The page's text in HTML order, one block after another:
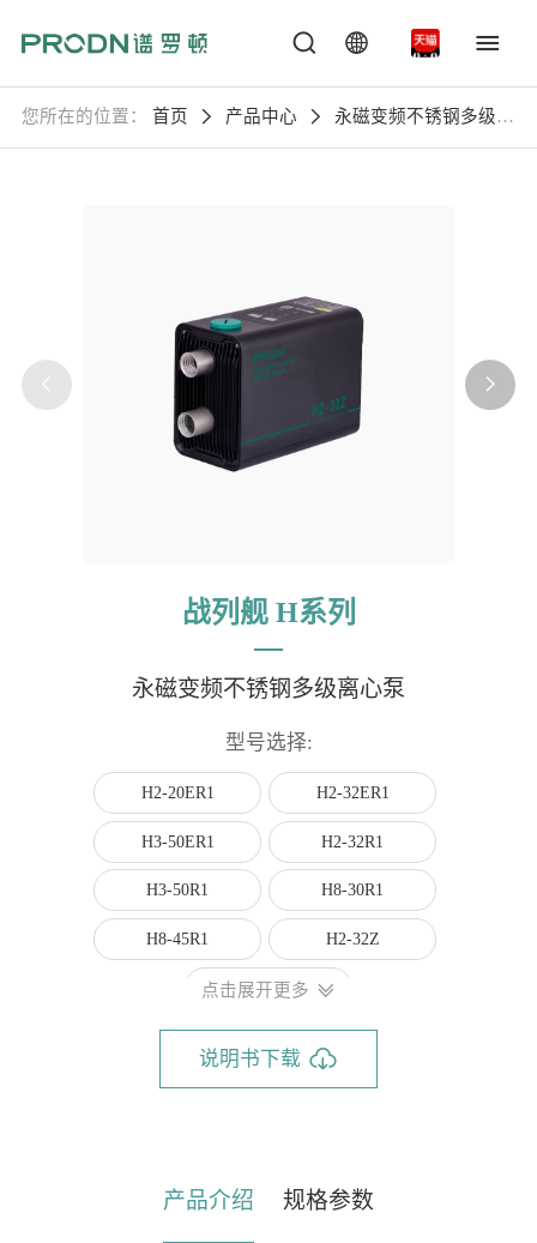
您所在的位置： 首页 产品中心
永磁变频不锈钢多级离
战列舰 H系列
永磁变频不锈钢多级离心泵
型号选择:
H2-20ER1 H2-32ER1
H3-50ER1 H2-32R1
H3-50R1 H8-30R1
H8-45R1 H2-32Z
H3-40Z
点击展开更多
说明书下载
产品介绍 规格参数